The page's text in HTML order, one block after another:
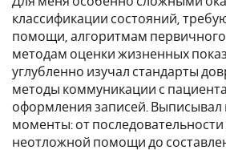
классификации состояний,
помощи, алгоритмам
методам оценки жизненных
углубленно изучал стандарты
методы коммуникации с
оформления записей.
моменты: от
неотложной помощи до